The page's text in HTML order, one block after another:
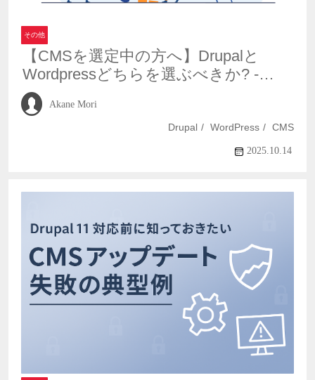
その他
【CMSを選定中の方へ】Drupalと
Wordpressどちらを選ぶべきか? -
2025年版
Akane Mori
Drupal WordPress CMS
2025.10.14